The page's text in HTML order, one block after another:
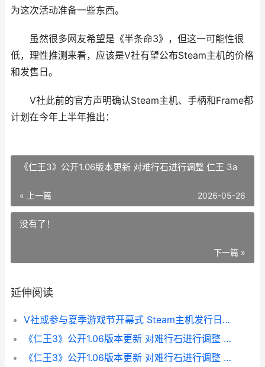
为这次活动准备一些东西。
虽然很多网友希望是《半条命3》，但这一可能性很
低，理性推测来看，应该是V社有望公布Steam主机的价格
和发售日。
V社此前的官方声明确认Steam主机、手柄和Frame都
计划在今年上半年推出：
《仁王3》公开1.06版本更新 对难行石进行调整 仁王 3a
« 上一篇 2026-05-26
没有了！
下一篇 »
延伸阅读
V社或参与夏季游戏节开幕式 Steam主机发行日有望揭晓
《仁王3》公开1.06版本更新 对难行石进行调整 仁王 3a
《仁王3》公开1.06版本更新 对难行石进行调整 仁王三什么时候出